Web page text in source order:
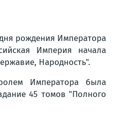
рождения Императора
Империя начала
Народность".
Императора была
45 томов "Полного